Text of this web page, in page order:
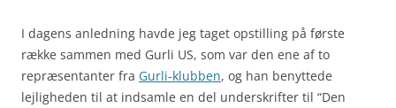
I dagens anledning havde jeg taget opstilling på første
række sammen med Gurli US, som var den ene af to
repræsentanter fra Gurli-klubben, og han benyttede
lejligheden til at indsamle en del underskrifter til “Den